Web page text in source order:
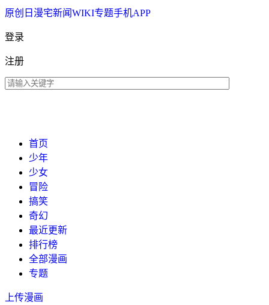
原创 日漫宅新闻WIKI专题手机APP
登录
注册
首页
少年
少女
冒险
搞笑
奇幻
最近更新
排行榜
全部漫画
专题
上传漫画